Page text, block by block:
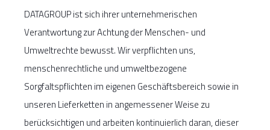
DATAGROUP ist sich ihrer unternehmerischen
Verantwortung zur Achtung der Menschen- und
Umweltrechte bewusst. Wir verpflichten uns,
menschenrechtliche und umweltbezogene
Sorgfaltspflichten im eigenen Geschäftsbereich sowie in
unseren Lieferketten in angemessener Weise zu
berücksichtigen und arbeiten kontinuierlich daran, dieser